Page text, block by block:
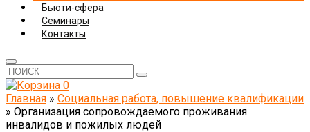
Бьюти-сфера
Семинары
Контакты
0
Главная » Социальная работа, повышение квалификации
» Организация сопровождаемого проживания
инвалидов и пожилых людей